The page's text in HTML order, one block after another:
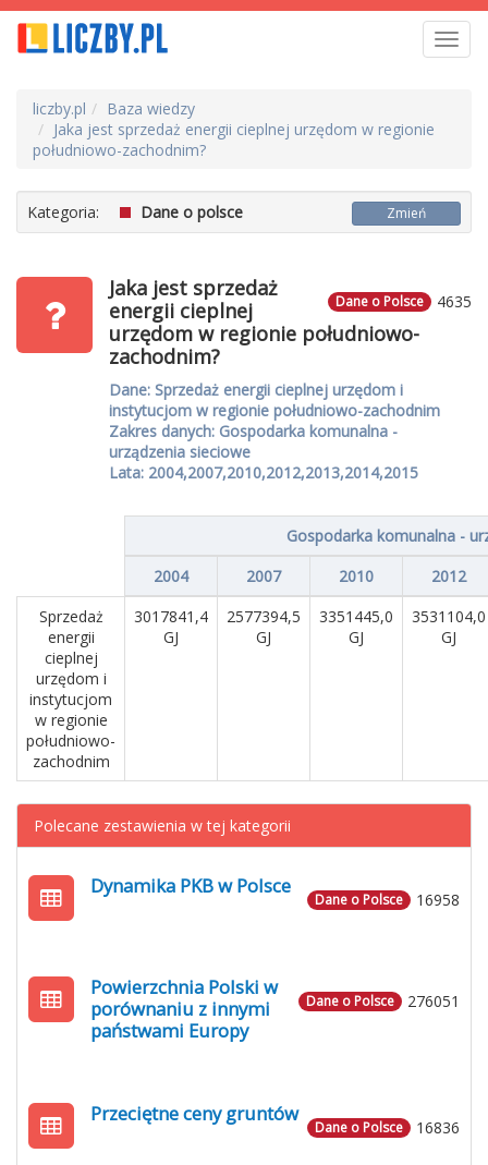
liczby.pl
Baza wiedzy
Jaka jest sprzedaż energii cieplnej urzędom w regionie
południowo-zachodnim?
Kategoria: Dane o polsce Zmień
4635
Dane o Polsce
Jaka jest sprzedaż
energii cieplnej
urzędom w regionie południowo-
zachodnim?
Dane: Sprzedaż energii cieplnej urzędom i
instytucjom w regionie południowo-zachodnim
Zakres danych: Gospodarka komunalna -
urządzenia sieciowe
Lata: 2004,2007,2010,2012,2013,2014,2015
Gospodarka komunalna -
2004
2007 2010
2012
Sprzedaż
energii
cieplnej
urzędom i
instytucjom
w regionie
południowo-
zachodnim
3017841,4
GJ
2577394,5
GJ
3351445,0
GJ
3531104,0
GJ
Polecane zestawienia w tej kategorii
16958
Dane o Polsce
Dynamika PKB w Polsce
276051
Dane o Polsce
Powierzchnia Polski w
porównaniu z innymi
państwami Europy
16836
Dane o Polsce
Przeciętne ceny gruntów